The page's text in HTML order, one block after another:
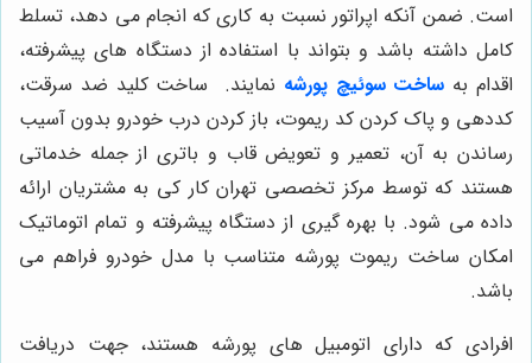
است. ضمن آنکه اپراتور نسبت به کاری که انجام می دهد، تسلط
کامل داشته باشد و بتواند با استفاده از دستگاه های پیشرفته،
اقدام به ساخت سوئیچ پورشه نمایند. ساخت کلید ضد سرقت،
کددهی و پاک کردن کد ریموت، باز کردن درب خودرو بدون آسیب
رساندن به آن، تعمیر و تعویض قاب و باتری از جمله خدماتی
هستند که توسط مرکز تخصصی تهران کار کی به مشتریان ارائه
داده می شود. با بهره گیری از دستگاه پیشرفته و تمام اتوماتیک
امکان ساخت ریموت پورشه متناسب با مدل خودرو فراهم می
باشد.
افرادی که دارای اتومبیل های پورشه هستند، جهت دریافت